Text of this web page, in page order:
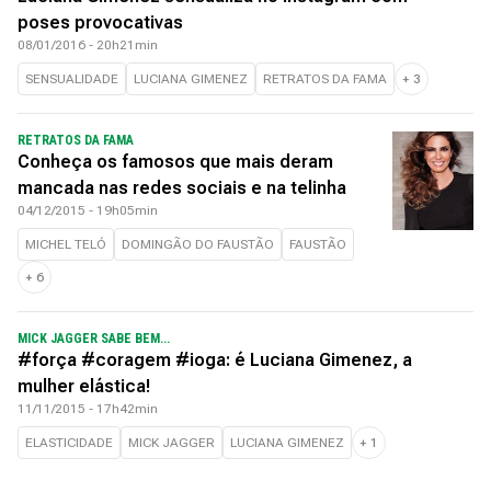
poses provocativas
08/01/2016 - 20h21min
SENSUALIDADE LUCIANA GIMENEZ RETRATOS DA FAMA + 3
RETRATOS DA FAMA
Conheça os famosos que mais deram
mancada nas redes sociais e na telinha
04/12/2015 - 19h05min
MICHEL TELÓ DOMINGÃO DO FAUSTÃO FAUSTÃO
+ 6
MICK JAGGER SABE BEM...
#força #coragem #ioga: é Luciana Gimenez, a
mulher elástica!
11/11/2015 - 17h42min
ELASTICIDADE MICK JAGGER LUCIANA GIMENEZ + 1